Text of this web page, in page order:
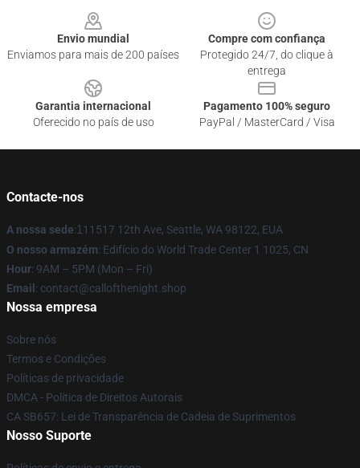
Envio mundial
Enviamos para mais de 200 países
Compre com confiança
Protegido 24/7, do clique à
entrega
Garantia internacional
Oferecido no país de uso
Pagamento 100% seguro
PayPal / MasterCard / Visa
Contacte-nos
A nossa sede:1 11517 12th Ave, Seattle, WA 98122, EUA
O nosso armazém: Edifício do World Trade Center 1 1025, CN
Hour: 9AM – 5PM (Mon – Fri)
Email : contact@callofthenight.shop
Nossa empresa
Sobre nós
Termos e Condições
Políticas de privacidade
DMCA - Política de Direitos Autorais
CA SB657: Lei de Transparência de Cadeia de Suprimentos
Nosso Suporte